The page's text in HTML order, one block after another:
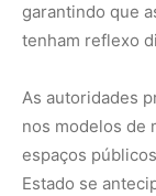
garantindo que
tenham reflexo
As autoridades
nos modelos de
espaços
Estado se